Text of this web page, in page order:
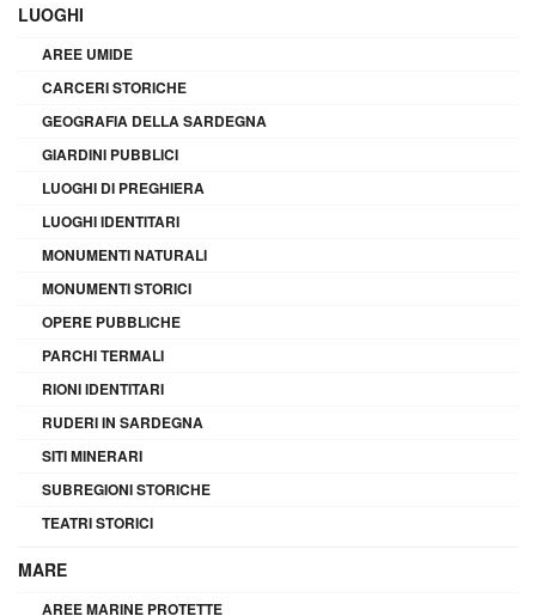
LUOGHI
AREE UMIDE
CARCERI STORICHE
GEOGRAFIA DELLA SARDEGNA
GIARDINI PUBBLICI
LUOGHI DI PREGHIERA
LUOGHI IDENTITARI
MONUMENTI NATURALI
MONUMENTI STORICI
OPERE PUBBLICHE
PARCHI TERMALI
RIONI IDENTITARI
RUDERI IN SARDEGNA
SITI MINERARI
SUBREGIONI STORICHE
TEATRI STORICI
MARE
AREE MARINE PROTETTE